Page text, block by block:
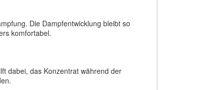
Die Dampfentwicklung bleibt so
komfortabel.
dabei, das Konzentrat während der